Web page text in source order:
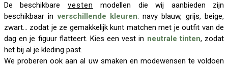
De beschikbare vesten
modellen die wij aanbieden zijn
beschikbaar inverschillende kleuren: navy blauw, grijs, beige,
zwart… zodat je ze gemakkelijk kunt matchen met je outfit van de
dag en je figuur flatteert. Kies een vest in neutrale tinten, zodat
het bij al je kleding past.
We proberen ook aan al uw smaken en modewensen te voldoen